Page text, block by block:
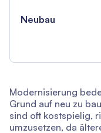
Neubau
Modernisierung
Grund auf neu zu
sind oft kostspielig,
umzusetzen, da